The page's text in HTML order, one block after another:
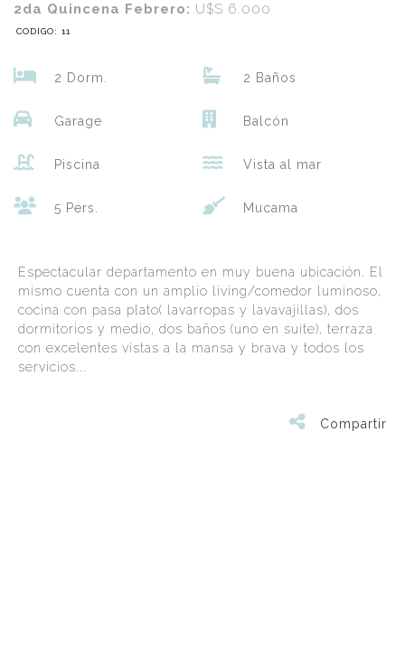
2da Quincena Febrero: U$S 6.000
CODIGO: 11
2 Dorm. 2 Baños
Garage Balcón
Piscina Vista al mar
5 Pers. Mucama
Espectacular departamento en muy buena ubicación. El
mismo cuenta con un amplio living/comedor luminoso,
cocina con pasa plato( lavarropas y lavavajillas), dos
dormitorios y medio, dos baños (uno en suite), terraza
con excelentes vistas a la mansa y brava y todos los
servicios...
Compartir